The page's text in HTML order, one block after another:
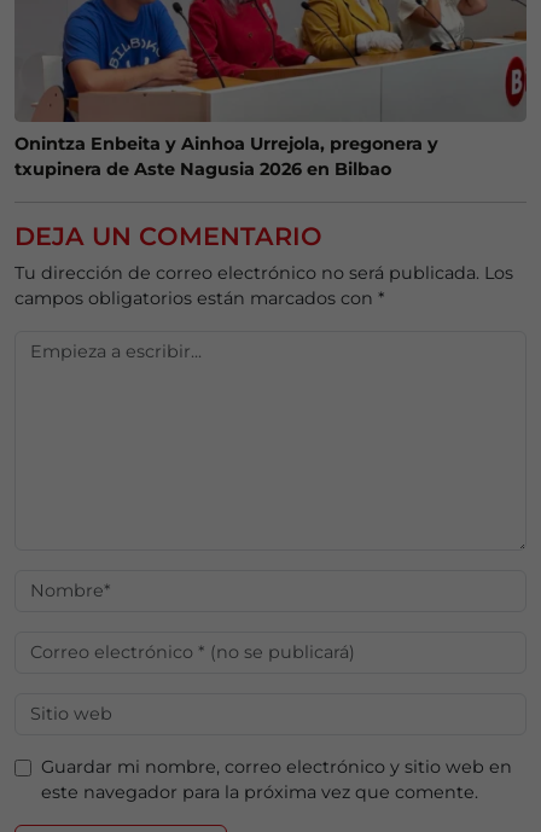
Onintza Enbeita y Ainhoa Urrejola, pregonera y
txupinera de Aste Nagusia 2026 en Bilbao
DEJA UN COMENTARIO
Tu dirección de correo electrónico no será publicada. Los
campos obligatorios están marcados con *
Guardar mi nombre, correo electrónico y sitio web en
este navegador para la próxima vez que comente.